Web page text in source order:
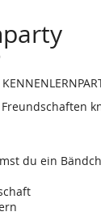
du ein